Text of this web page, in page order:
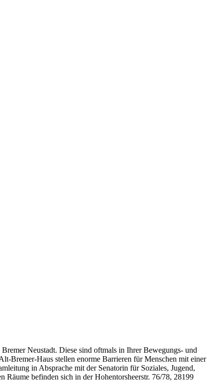
Neustadt. Diese sind oftmals in Ihrer Bewegungs- und
Bremer-Haus stellen enorme Barrieren für Menschen mit einer
in Absprache mit der Senatorin für Soziales, Jugend,
Räume befinden sich in der Hohentorsheerstr. 76/78, 28199